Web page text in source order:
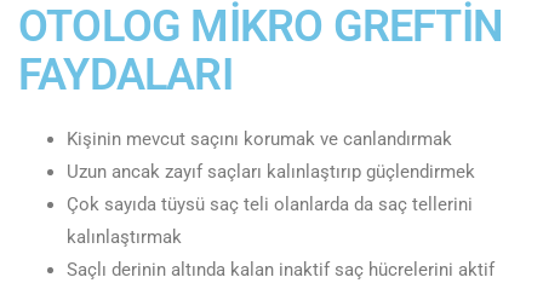
OTOLOG MİKRO GREFTİN
FAYDALARI
Kişinin mevcut saçını korumak ve canlandırmak
Uzun ancak zayıf saçları kalınlaştırıp güçlendirmek
Çok sayıda tüysü saç teli olanlarda da saç tellerini
kalınlaştırmak
Saçlı derinin altında kalan inaktif saç hücrelerini aktif